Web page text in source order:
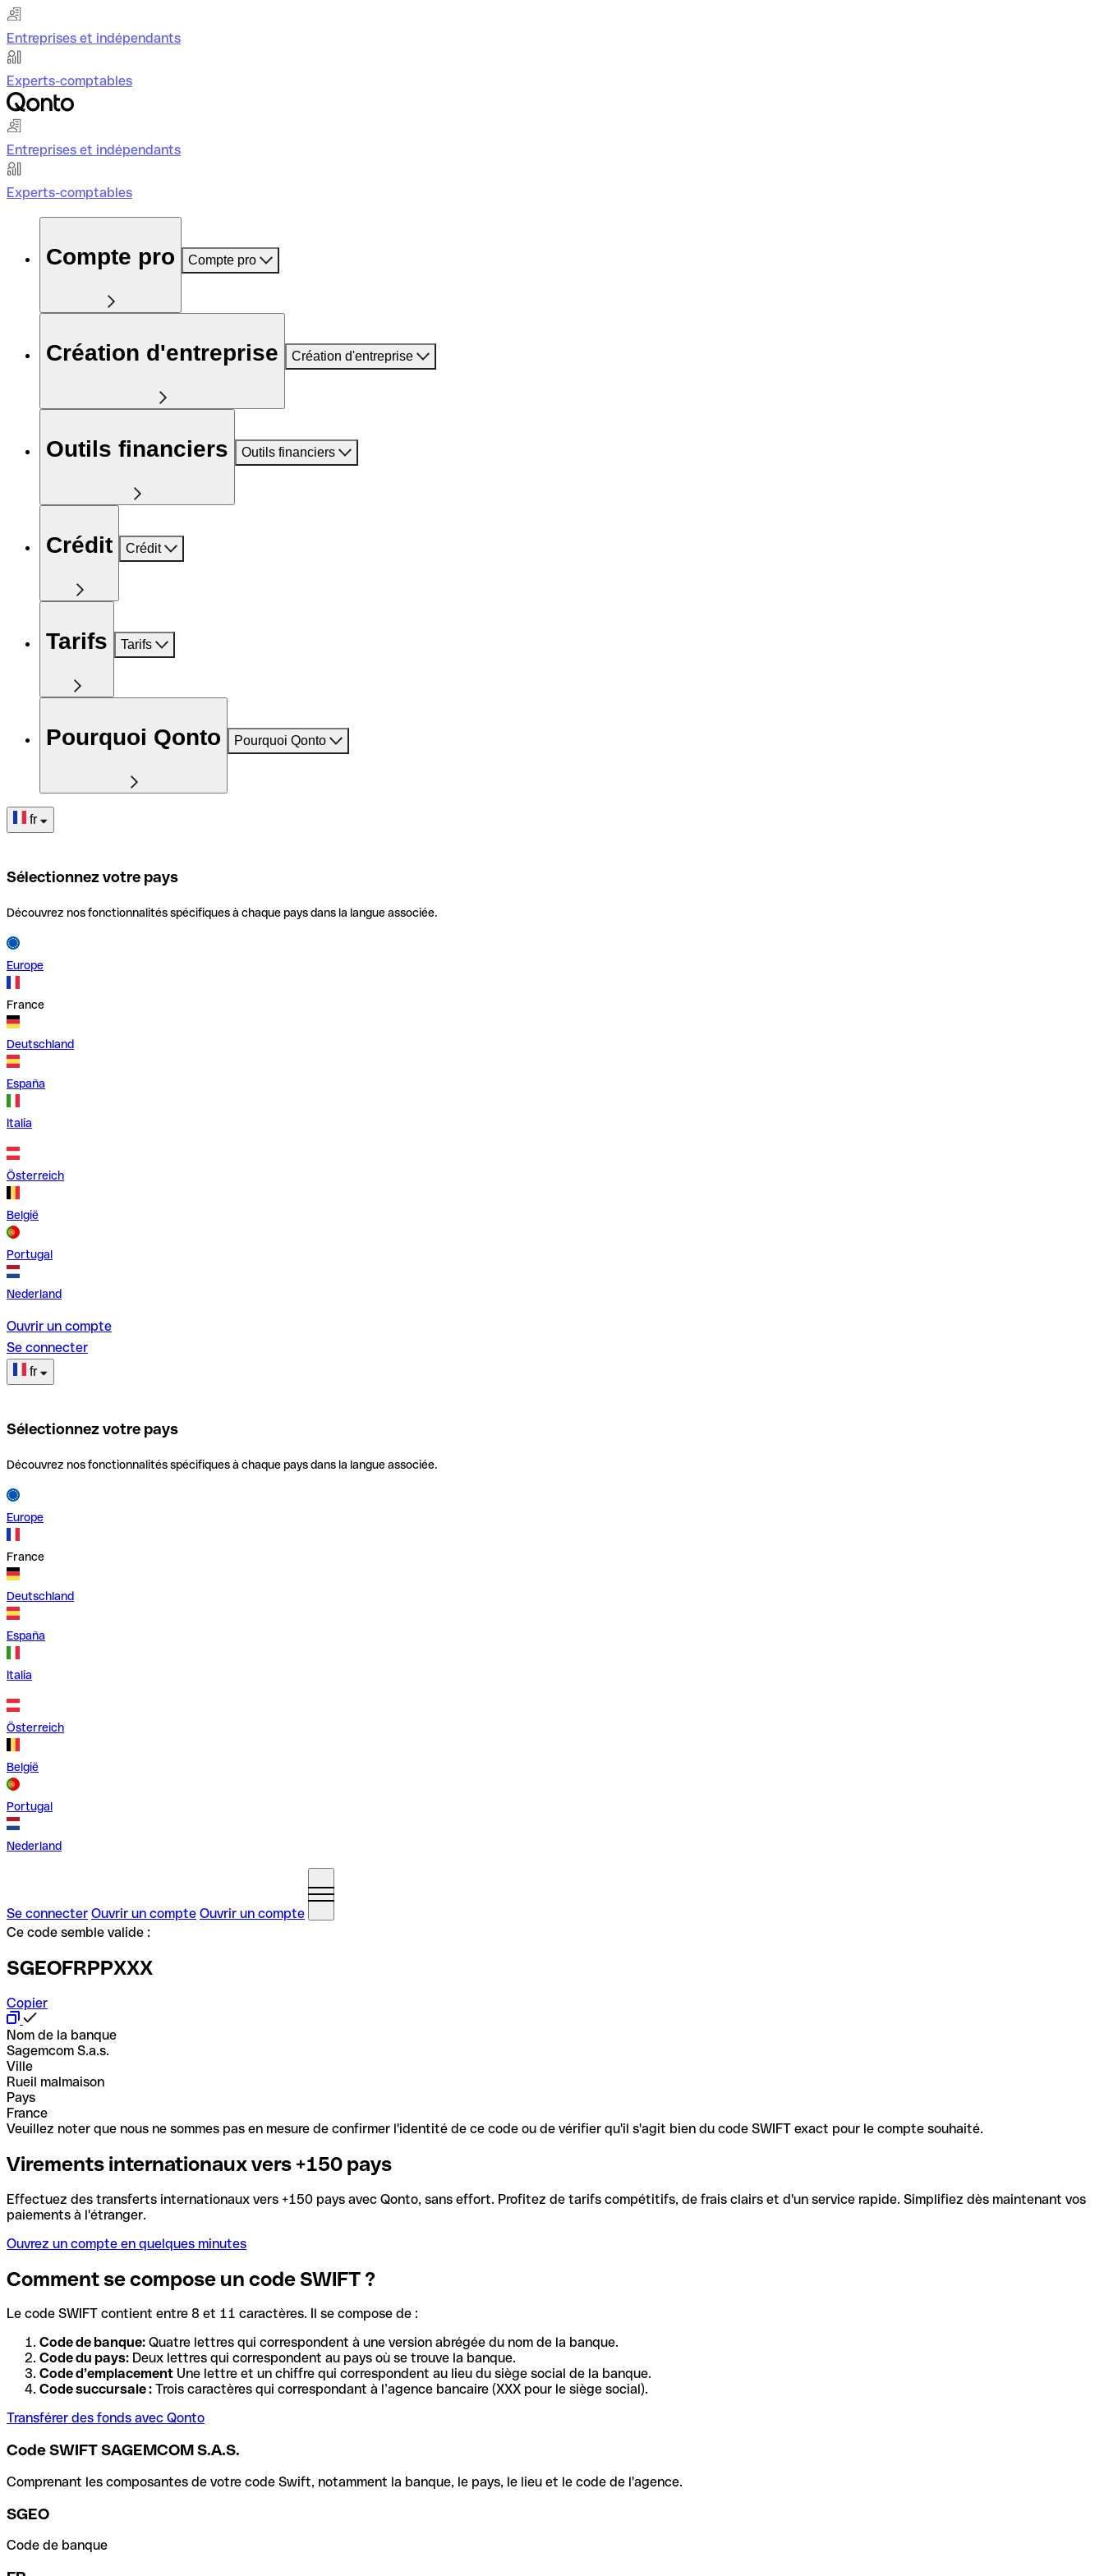
Entreprises et indépendants
Experts-comptables
Entreprises et indépendants
Experts-comptables
Compte pro Compte pro
Création d'entreprise Création d'entreprise
Outils financiers Outils financiers
Crédit Crédit
Tarifs Tarifs
Pourquoi Qonto Pourquoi Qonto
fr
Sélectionnez votre pays
Découvrez nos fonctionnalités spécifiques à chaque pays dans la langue associée.
Europe
France
Deutschland
España
Italia
Österreich
België
Portugal
Nederland
Ouvrir un compte
Se connecter
fr
Sélectionnez votre pays
Découvrez nos fonctionnalités spécifiques à chaque pays dans la langue associée.
Europe
France
Deutschland
España
Italia
Österreich
België
Portugal
Nederland
Se connecter Ouvrir un compte Ouvrir un compte
Ce code semble valide :
SGEOFRPPXXX
Copier
Nom de la banque
Sagemcom S.a.s.
Ville
Rueil malmaison
Pays
France
Veuillez noter que nous ne sommes pas en mesure de confirmer l'identité de ce code ou de vérifier qu'il s'agit bien du code SWIFT exact pour le compte souhaité.
Virements internationaux vers +150 pays
Effectuez des transferts internationaux vers +150 pays avec Qonto, sans effort. Profitez de tarifs compétitifs, de frais clairs et d'un service rapide. Simplifiez dès maintenant vos
paiements à l'étranger.
Ouvrez un compte en quelques minutes
Comment se compose un code SWIFT ?
Le code SWIFT contient entre 8 et 11 caractères. Il se compose de :
Code de banque: Quatre lettres qui correspondent à une version abrégée du nom de la banque.
Code du pays: Deux lettres qui correspondent au pays où se trouve la banque.
Code d’emplacement Une lettre et un chiffre qui correspondent au lieu du siège social de la banque.
Code succursale : Trois caractères qui correspondant à l’agence bancaire (XXX pour le siège social).
Transférer des fonds avec Qonto
Code SWIFT SAGEMCOM S.A.S.
Comprenant les composantes de votre code Swift, notamment la banque, le pays, le lieu et le code de l'agence.
SGEO
Code de banque